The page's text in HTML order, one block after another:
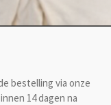
bestelling via onze
14 dagen na